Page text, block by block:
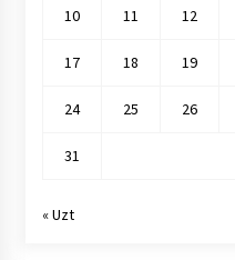
10 11 12
17 18 19
24 25 26
31
« Uzt